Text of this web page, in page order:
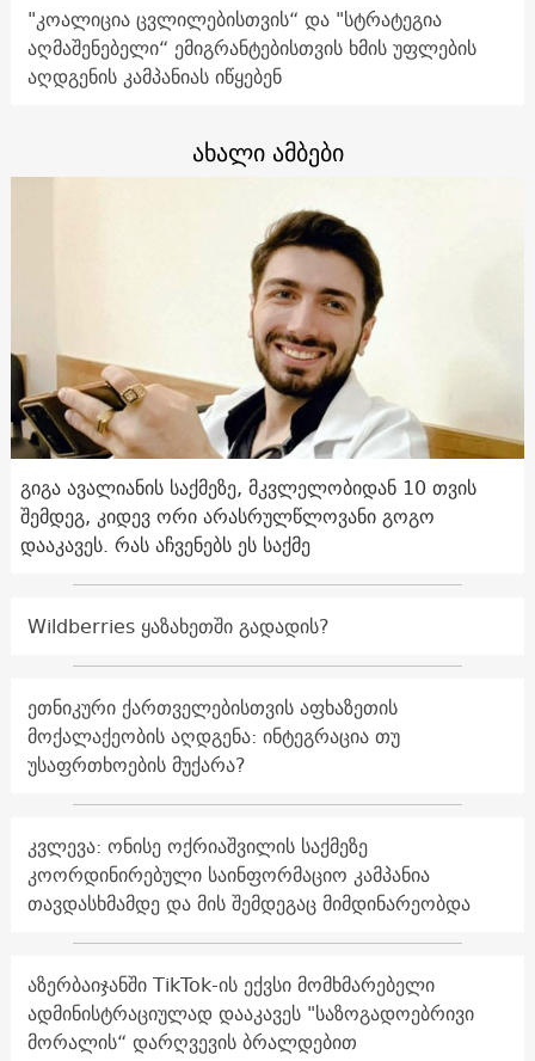
"კოალიცია ცვლილებისთვის“ და "სტრატეგია
აღმაშენებელი“ ემიგრანტებისთვის ხმის უფლების
აღდგენის კამპანიას იწყებენ
ახალი ამბები
გიგა ავალიანის საქმეზე, მკვლელობიდან 10 თვის
შემდეგ, კიდევ ორი არასრულწლოვანი გოგო
დააკავეს. რას აჩვენებს ეს საქმე
Wildberries ყაზახეთში გადადის?
ეთნიკური ქართველებისთვის აფხაზეთის
მოქალაქეობის აღდგენა: ინტეგრაცია თუ
უსაფრთხოების მუქარა?
კვლევა: ონისე ოქრიაშვილის საქმეზე
კოორდინირებული საინფორმაციო კამპანია
თავდასხმამდე და მის შემდეგაც მიმდინარეობდა
აზერბაიჯანში TikTok-ის ექვსი მომხმარებელი
ადმინისტრაციულად დააკავეს "საზოგადოებრივი
მორალის“ დარღვევის ბრალდებით